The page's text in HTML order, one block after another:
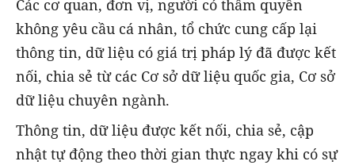
Các cơ quan, đơn vị, người có thẩm quyền
không yêu cầu cá nhân, tổ chức cung cấp lại
thông tin, dữ liệu có giá trị pháp lý đã được kết
nối, chia sẻ từ các Cơ sở dữ liệu quốc gia, Cơ sở
dữ liệu chuyên ngành.
Thông tin, dữ liệu được kết nối, chia sẻ, cập
nhật tự động theo thời gian thực ngay khi có sự